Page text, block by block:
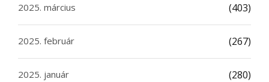
2025. március (403)
2025. február (267)
2025. január (280)